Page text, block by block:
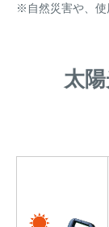
※自然災害や、使
太